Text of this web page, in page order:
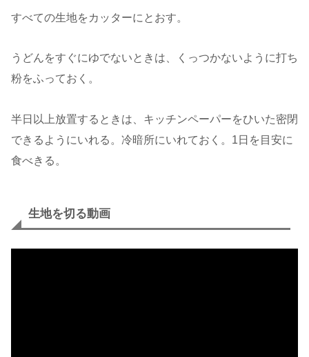
すべての生地をカッターにとおす。
うどんをすぐにゆでないときは、くっつかないように打ち
粉をふっておく。
半日以上放置するときは、キッチンペーパーをひいた密閉
できるようにいれる。冷暗所にいれておく。1日を目安に
食べきる。
生地を切る動画